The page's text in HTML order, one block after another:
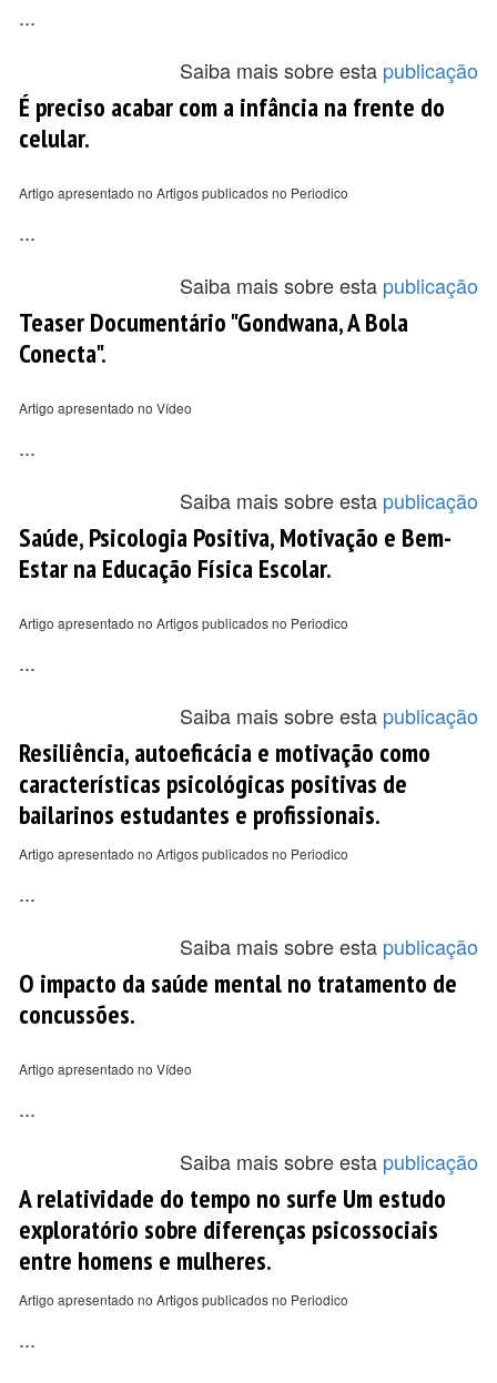
...
Saiba mais sobre esta publicação
É preciso acabar com a infância na frente do
celular.
Artigo apresentado no Artigos publicados no Periodico
...
Saiba mais sobre esta publicação
Teaser Documentário "Gondwana, A Bola
Conecta".
Artigo apresentado no Vídeo
...
Saiba mais sobre esta publicação
Saúde, Psicologia Positiva, Motivação e Bem-
Estar na Educação Física Escolar.
Artigo apresentado no Artigos publicados no Periodico
...
Saiba mais sobre esta publicação
Resiliência, autoeficácia e motivação como
características psicológicas positivas de
bailarinos estudantes e profissionais.
Artigo apresentado no Artigos publicados no Periodico
...
Saiba mais sobre esta publicação
O impacto da saúde mental no tratamento de
concussões.
Artigo apresentado no Vídeo
...
Saiba mais sobre esta publicação
A relatividade do tempo no surfe Um estudo
exploratório sobre diferenças psicossociais
entre homens e mulheres.
Artigo apresentado no Artigos publicados no Periodico
...